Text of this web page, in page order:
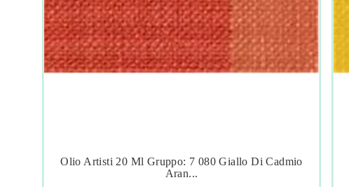

Olio Artisti 20 Ml Gruppo: 7 080 Giallo Di Cadmio
Aran...